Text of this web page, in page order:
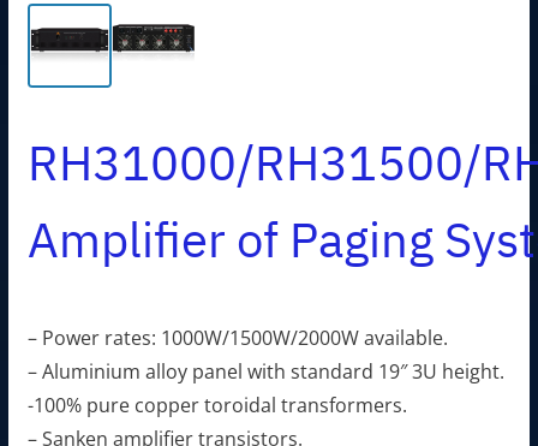
RH31000/RH31500/
Amplifier of Paging
– Power rates: 1000W/1500W/2000W available.
– Aluminium alloy panel with standard 19″ 3U height.
-100% pure copper toroidal transformers.
– Sanken amplifier transistors.